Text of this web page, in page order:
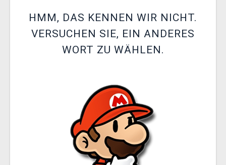
XZONE CLUB
HMM, DAS KENNEN WIR NICHT.
VERSUCHEN SIE, EIN ANDERES
WORT ZU WÄHLEN.